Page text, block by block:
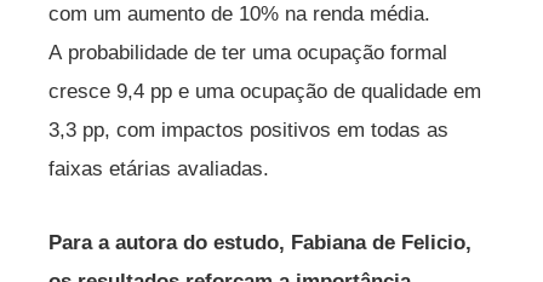
com um aumento de 10% na renda média.
A probabilidade de ter uma ocupação formal
cresce 9,4 pp e uma ocupação de qualidade em
3,3 pp, com impactos positivos em todas as
faixas etárias avaliadas.
Para a autora do estudo, Fabiana de Felicio,